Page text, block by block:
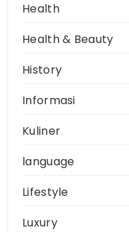
Health
Health & Beauty
History
Informasi
Kuliner
language
Lifestyle
Luxury